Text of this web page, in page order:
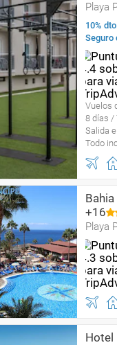
Playa
10%
Seguro
Vuelos
8 días /
Salida
Todo
+16
Playa
Hotel